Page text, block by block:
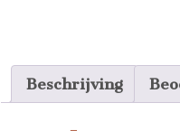
Beschrijving